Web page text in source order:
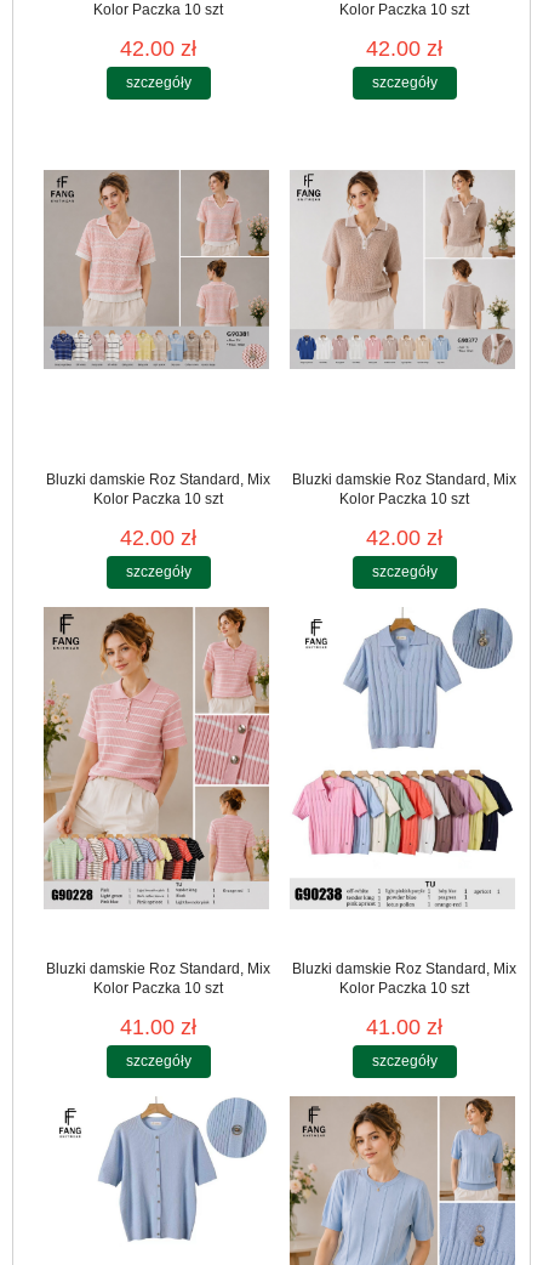
Kolor Paczka 10 szt
42.00 zł
szczegóły
Kolor Paczka 10 szt
42.00 zł
szczegóły
Bluzki damskie Roz Standard, Mix
Kolor Paczka 10 szt
42.00 zł
szczegóły
Bluzki damskie Roz Standard, Mix
Kolor Paczka 10 szt
42.00 zł
szczegóły
Bluzki damskie Roz Standard, Mix
Kolor Paczka 10 szt
41.00 zł
szczegóły
Bluzki damskie Roz Standard, Mix
Kolor Paczka 10 szt
41.00 zł
szczegóły